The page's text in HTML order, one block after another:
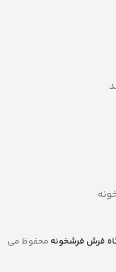
فرش فرشخونه محفوظ می